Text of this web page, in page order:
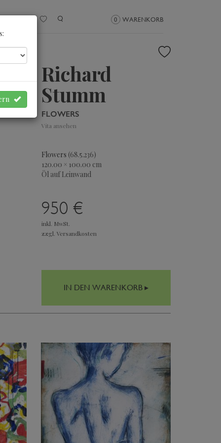
0 WARENKORB
Richard
Stumm
FLOWERS
Vita ansehen
Flowers (68.5.236)
120.00 × 100.00 cm
Öl auf Leinwand
950 €
inkl. MwSt.
zzgl. Versandkosten
IN DEN WARENKORB ▸